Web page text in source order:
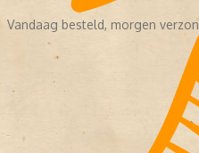
Vandaag besteld, morgen